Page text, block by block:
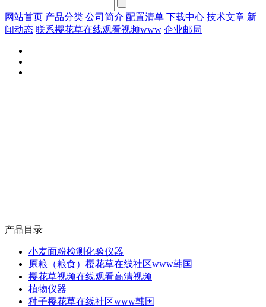
网站首页 产品分类 公司简介 配置清单 下载中心 技术文章 新
闻动态 联系樱花草在线观看视频www 企业邮局
产品目录
小麦面粉检测化验仪器
原粮（粮食）樱花草在线社区www韩国
樱花草视频在线观看高清视频
植物仪器
种子樱花草在线社区www韩国